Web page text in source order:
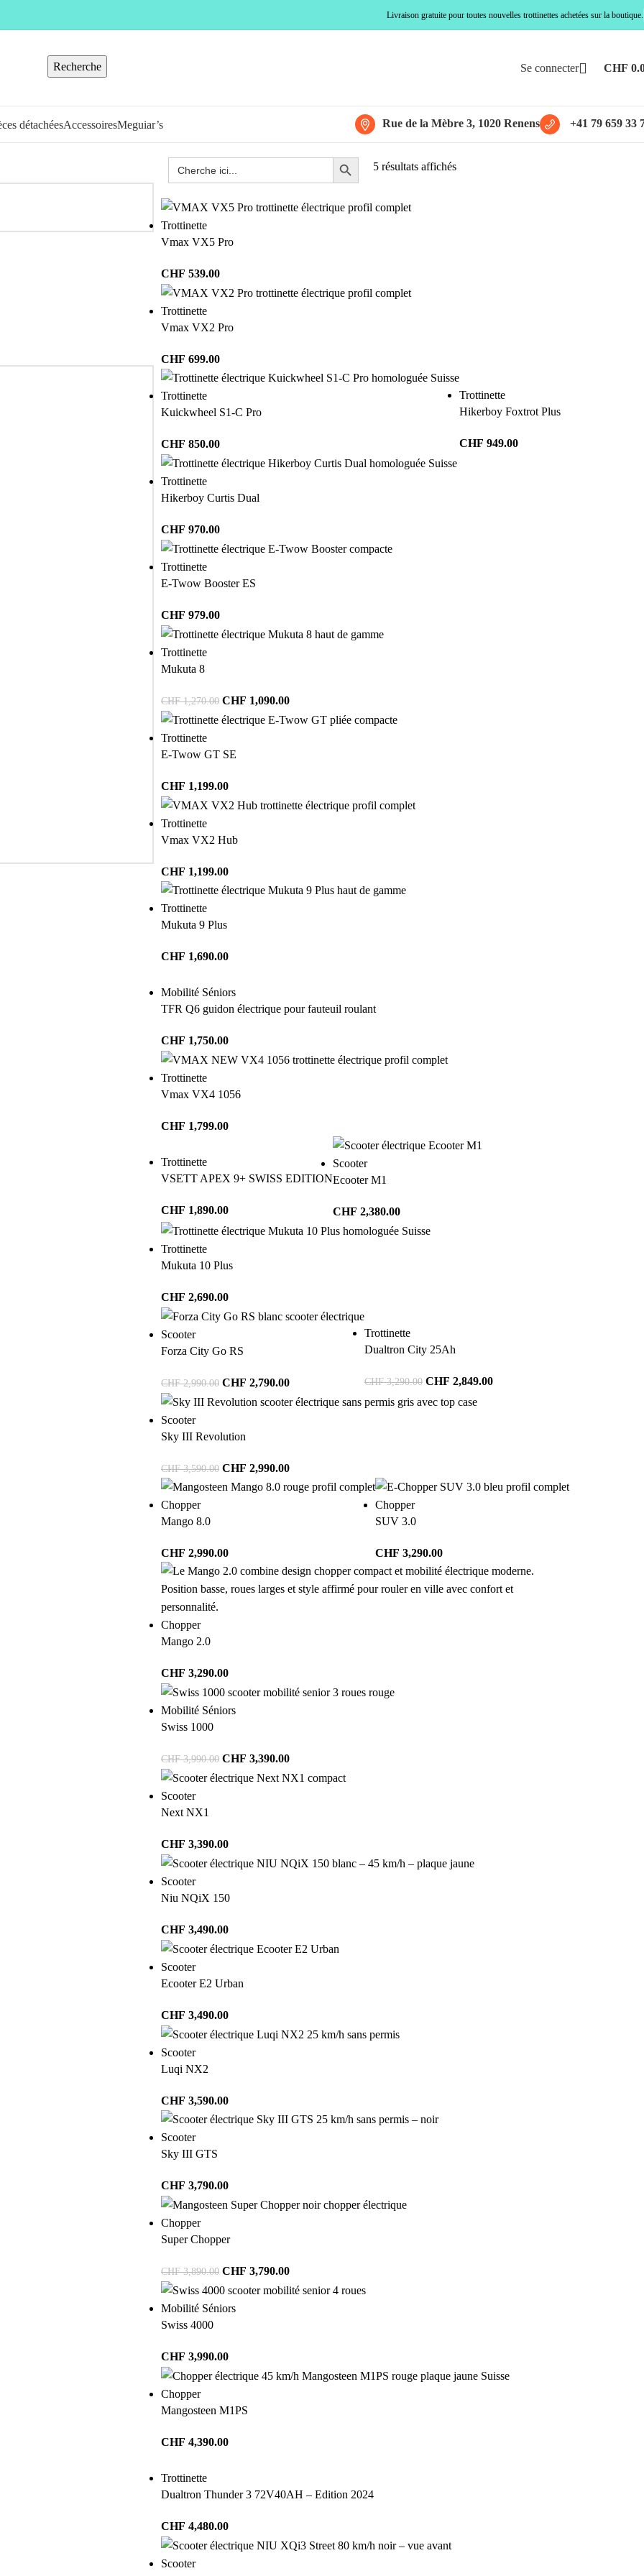
Livraison gratuite pour toutes nouvelles trottinettes achetées sur la boutique.
Recherche Se connecter CHF
détachéesAccessoiresMeguiar’s Rue de la Mèbre 3, 1020 Renens +41 79 659 33
5 résultats affichés
Trottinette
Vmax VX5 Pro
CHF 539.00
Trottinette
Vmax VX2 Pro
CHF 699.00
Trottinette
Kuickwheel S1-C Pro
CHF 850.00
Trottinette
Hikerboy Foxtrot Plus
CHF 949.00
Trottinette
Hikerboy Curtis Dual
CHF 970.00
Trottinette
E-Twow Booster ES
CHF 979.00
Trottinette
Mukuta 8
CHF1,270.00 CHF 1,090.00
Trottinette
E-Twow GT SE
CHF 1,199.00
Trottinette
Vmax VX2 Hub
CHF 1,199.00
Trottinette
Mukuta 9 Plus
CHF 1,690.00
Mobilité Séniors
TFR Q6 guidon électrique pour fauteuil roulant
CHF 1,750.00
Trottinette
Vmax VX4 1056
CHF 1,799.00
Trottinette
VSETT APEX 9+ SWISS EDITION
CHF 1,890.00
Scooter
Ecooter M1
CHF 2,380.00
Trottinette
Mukuta 10 Plus
CHF 2,690.00
Scooter
Forza City Go RS
CHF2,990.00 CHF 2,790.00
Trottinette
Dualtron City 25Ah
CHF3,290.00 CHF 2,849.00
Scooter
Sky III Revolution
CHF3,590.00 CHF 2,990.00
Chopper
Mango 8.0
CHF 2,990.00
Chopper
SUV 3.0
CHF 3,290.00
Chopper
Mango 2.0
CHF 3,290.00
Mobilité Séniors
Swiss 1000
CHF3,990.00 CHF 3,390.00
Scooter
Next NX1
CHF 3,390.00
Scooter
Niu NQiX 150
CHF 3,490.00
Scooter
Ecooter E2 Urban
CHF 3,490.00
Scooter
Luqi NX2
CHF 3,590.00
Scooter
Sky III GTS
CHF 3,790.00
Chopper
Super Chopper
CHF3,890.00 CHF 3,790.00
Mobilité Séniors
Swiss 4000
CHF 3,990.00
Chopper
Mangosteen M1PS
CHF 4,390.00
Trottinette
Dualtron Thunder 3 72V40AH – Edition 2024
CHF 4,480.00
Scooter